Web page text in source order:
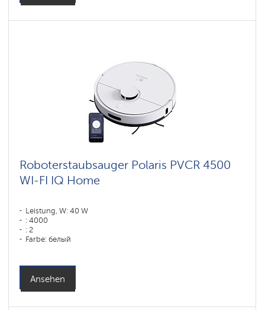
Roboterstaubsauger Polaris PVCR 4500
WI-FI IQ Home
Leistung, W: 40 W
: 4000
: 2
Farbe: белый
Ansehen